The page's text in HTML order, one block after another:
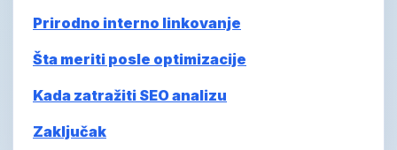
Prirodno interno linkovanje
Šta meriti posle optimizacije
Kada zatražiti SEO analizu
Zaključak